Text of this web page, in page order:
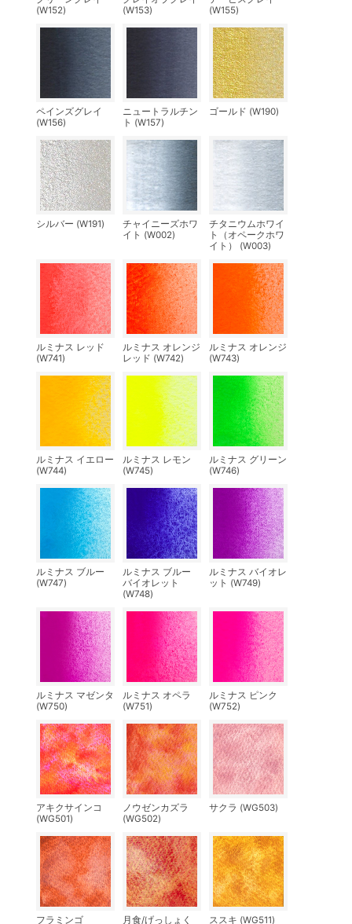
(W152)
(W153)
(W155)
ペインズグレイ
(W156)
ニュートラルチン
ト (W157)
ゴールド (W190)
シルバー (W191)
チャイニーズホワ
イト (W002)
チタニウムホワイ
ト（オペークホワ
イト） (W003)
ルミナス レッド
(W741)
ルミナス オレンジ
レッド (W742)
ルミナス オレンジ
(W743)
ルミナス イエロー
(W744)
ルミナス レモン
(W745)
ルミナス グリーン
(W746)
ルミナス ブルー
(W747)
ルミナス ブルー
バイオレット
(W748)
ルミナス バイオレ
ット (W749)
ルミナス マゼンタ
(W750)
ルミナス オペラ
(W751)
ルミナス ピンク
(W752)
アキクサインコ
(WG501)
ノウゼンカズラ
(WG502)
サクラ (WG503)
フラミンゴ
月食/げっしょく
ススキ (WG511)